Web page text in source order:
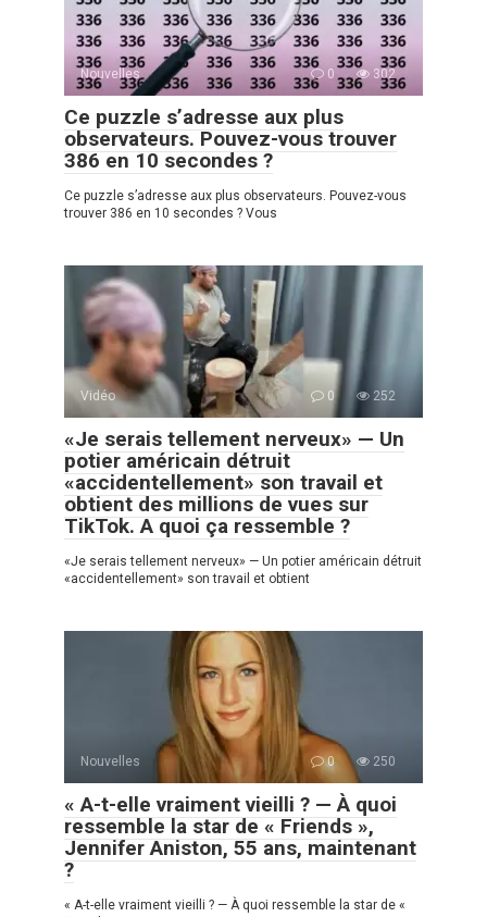
Nouvelles 0 302
Ce puzzle s’adresse aux plus
observateurs. Pouvez-vous trouver
386 en 10 secondes ?
Ce puzzle s’adresse aux plus observateurs. Pouvez-vous
trouver 386 en 10 secondes ? Vous
Vidéo 0 252
«Je serais tellement nerveux» — Un
potier américain détruit
«accidentellement» son travail et
obtient des millions de vues sur
TikTok. A quoi ça ressemble ?
«Je serais tellement nerveux» — Un potier américain détruit
«accidentellement» son travail et obtient
Nouvelles 0 250
« A-t-elle vraiment vieilli ? — À quoi
ressemble la star de « Friends »,
Jennifer Aniston, 55 ans, maintenant
?
« A-t-elle vraiment vieilli ? — À quoi ressemble la star de «